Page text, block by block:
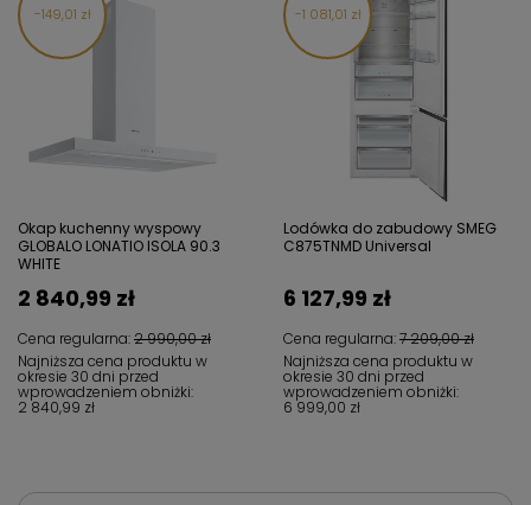
149,01 zł
Okap kuchenny wyspowy
GLOBALO LONATIO ISOLA 90.3
WHITE
Cena regularna:2 990,00 zł
2 840,99 zł
Najniższa cena produktu w
okresie 30 dni przed
wprowadzeniem obniżki:
2 840,99 zł
1 081,01 zł
Lodówka do zabudowy SMEG
C875TNMD Universal
Cena regularna:7 209,00 zł
6 127,99 zł
Najniższa cena produktu w
okresie 30 dni przed
wprowadzeniem obniżki:
6 999,00 zł